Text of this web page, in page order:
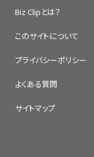
Biz Clipとは？
このサイトについて
プライバシーポリシー
よくある質問
サイトマップ